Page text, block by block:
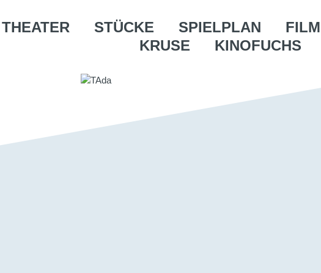
THEATER STÜCKE SPIELPLAN
KRUSE
KINOFUCHS